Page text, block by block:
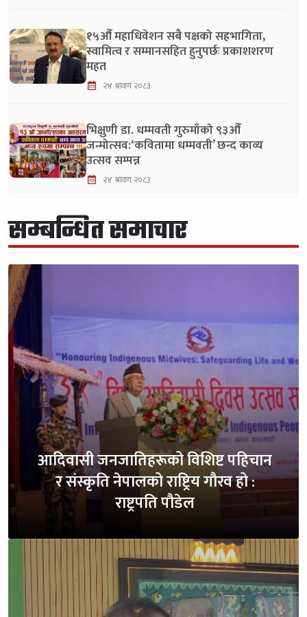
१५औँ महाधिवेशन सबै पक्षको सहभागिता,
स्वामित्व र सम्मानसहित हुनुपर्छः प्रकाशशरण
महत
२४ श्रावण २०८३
भिक्षुणी डा. धम्मवती गुरुमाँको ९३औँ
जन्मोत्सव:‘कवितामा धम्मवती’ छन्द काव्य
उत्सव सम्पन्न
२४ श्रावण २०८३
सम्बन्धित समाचार
आदिवासी जनजातिहरूको विशिष्ट पहिचान
र संस्कृति नेपालको राष्ट्रिय गौरव हो :
राष्ट्रपति पौडेल